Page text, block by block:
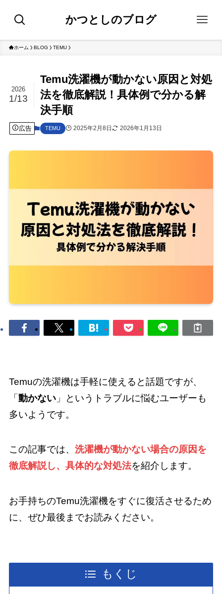
かつとしのブログ
ホーム BLOG TEMU
Temu洗濯機が動かない原因と対処
法を徹底解説！具体例で分かる解
決手順
2026
1/13
広告 TEMU 2025年2月8日 2026年1月13日
Temuの洗濯機は手軽に使えると話題ですが、
「動かない」というトラブルに悩むユーザーも
多いようです。
この記事では、 洗濯機が動かない場合の原因を
徹底解説し、具体的な対処法を紹介します。
お手持ちのTemu洗濯機をすぐに復活させるため
に、ぜひ最後までお読みください。
もくじ